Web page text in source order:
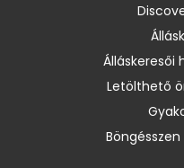
Álláskeresői
Letölthető